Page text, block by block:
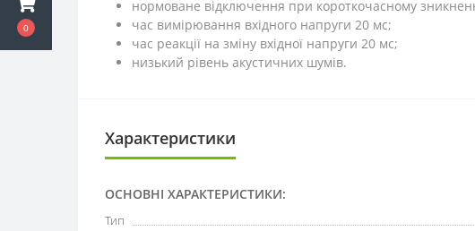
0
нормоване відключення при короткочасному
час вимірювання вхідного напруги 20 мс;
час реакції на зміну вхідної напруги 20 мс;
низький рівень акустичних шумів.
Характеристики
ОСНОВНІ ХАРАКТЕРИСТИКИ:
Тип